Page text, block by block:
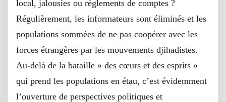
local, jalousies ou règlements de comptes ?
Régulièrement, les informateurs sont éliminés et les
populations sommées de ne pas coopérer avec les
forces étrangères par les mouvements djihadistes.
Au-delà de la bataille » des cœurs et des esprits »
qui prend les populations en étau, c’est évidemment
l’ouverture de perspectives politiques et